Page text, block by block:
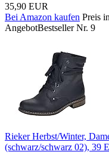
35,90 EUR
Bei Amazon kaufen Preis
AngebotBestseller Nr. 9
Rieker Herbst/Winter,
(schwarz/schwarz 02), 39